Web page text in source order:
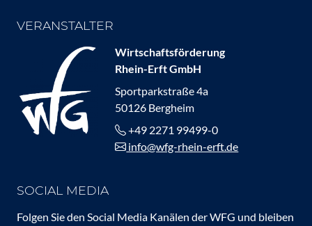
VERANSTALTER
Wirtschaftsförderung
Rhein-Erft GmbH
Sportparkstraße 4a
50126 Bergheim
+49 2271 99499-0
info@wfg-rhein-erft.de
SOCIAL MEDIA
Folgen Sie den Social Media Kanälen der WFG und bleiben